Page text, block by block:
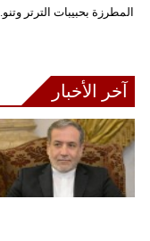
المطرزة بحبيبات الترتر وتنو...
آخر الأخبار